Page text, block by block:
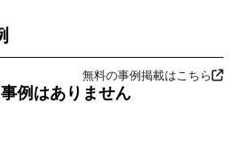
無料の事例掲載はこちら
例はありません